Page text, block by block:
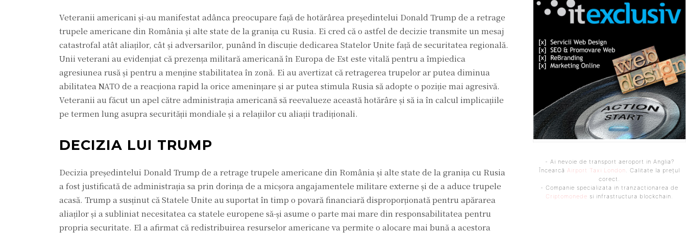
Veteranii americani și-au manifestat adânca preocupare față de hotărârea președintelui Donald Trump de a retrage
trupele americane din România și alte state de la granița cu Rusia. Ei cred că o astfel de decizie transmite un mesaj
catastrofal atât aliaților, cât și adversarilor, punând în discuție dedicarea Statelor Unite față de securitatea regională.
Unii veterani au evidențiat că prezența militară americană în Europa de Est este vitală pentru a împiedica
agresiunea rusă și pentru a menține stabilitatea în zonă. Ei au avertizat că retragerea trupelor ar putea diminua
abilitatea NATO de a reacționa rapid la orice amenințare și ar putea stimula Rusia să adopte o poziție mai agresivă.
Veteranii au făcut un apel către administrația americană să reevalueze această hotărâre și să ia în calcul implicațiile
pe termen lung asupra securității mondiale și a relațiilor cu aliații tradiționali.
DECIZIA LUI TRUMP
Decizia președintelui Donald Trump de a retrage trupele americane din România și alte state de la granița cu Rusia
a fost justificată de administrația sa prin dorința de a micșora angajamentele militare externe și de a aduce trupele
acasă. Trump a susținut că Statele Unite au suportat în timp o povară financiară disproporționată pentru apărarea
aliaților și a subliniat necesitatea ca statele europene să-și asume o parte mai mare din responsabilitatea pentru
propria securitate. El a afirmat că redistribuirea resurselor americane va permite o alocare mai bună a acestora
- Ai nevoie de transport aeroport in Anglia?
Încearcă Airport Taxi London . Calitate la prețul
corect.
- Companie specializata in tranzactionarea de
Criptomonede si infrastructura blockchain.